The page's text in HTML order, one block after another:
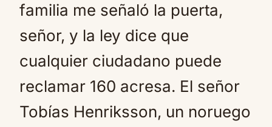
familia me señaló la puerta,
señor, y la ley dice que
cualquier ciudadano puede
reclamar 160 acresa. El señor
Tobías Henriksson, un noruego